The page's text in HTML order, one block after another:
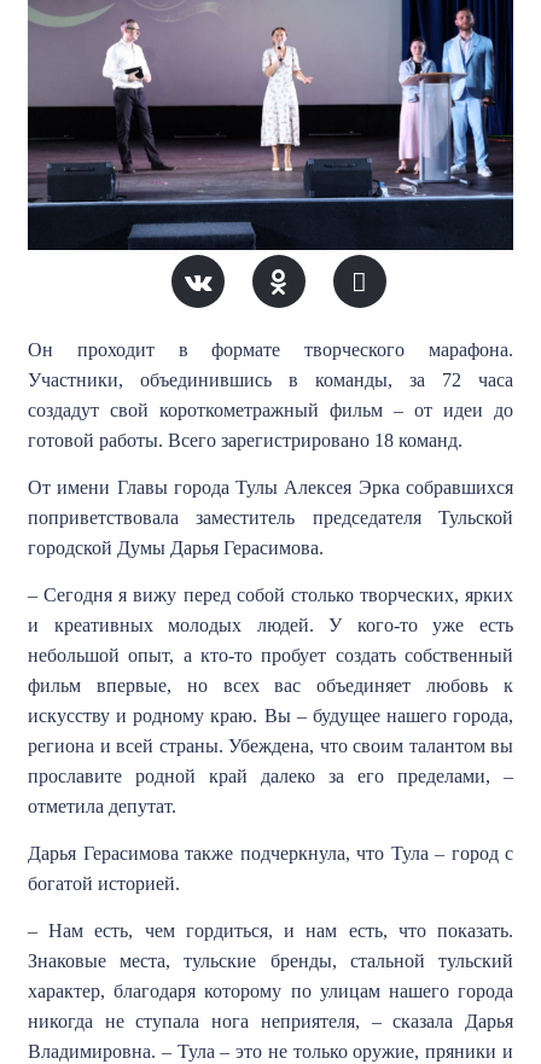
Он проходит в формате творческого марафона.
Участники, объединившись в команды, за 72 часа
создадут свой короткометражный фильм – от идеи до
готовой работы. Всего зарегистрировано 18 команд.
От имени Главы города Тулы Алексея Эрка собравшихся
поприветствовала заместитель председателя Тульской
городской Думы Дарья Герасимова.
– Сегодня я вижу перед собой столько творческих, ярких
и креативных молодых людей. У кого-то уже есть
небольшой опыт, а кто-то пробует создать собственный
фильм впервые, но всех вас объединяет любовь к
искусству и родному краю. Вы – будущее нашего города,
региона и всей страны. Убеждена, что своим талантом вы
прославите родной край далеко за его пределами, –
отметила депутат.
Дарья Герасимова также подчеркнула, что Тула – город с
богатой историей.
– Нам есть, чем гордиться, и нам есть, что показать.
Знаковые места, тульские бренды, стальной тульский
характер, благодаря которому по улицам нашего города
никогда не ступала нога неприятеля, – сказала Дарья
Владимировна. – Тула – это не только оружие, пряники и